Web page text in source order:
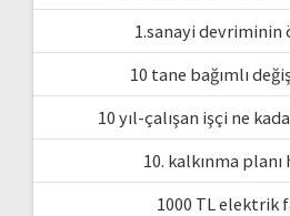
1.sanayi
10 tane bağımlı
10 yıl-çalışan işçi ne
10. kalkınma
1000 TL elektrik